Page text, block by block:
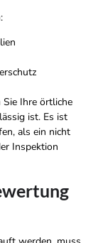
Sie Ihre örtliche
ist. Es ist
als ein nicht
Inspektion